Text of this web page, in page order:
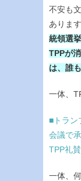
不安も
あります
統領選
TPPが
は、誰
一体、
■トラン
会議で
TPP礼
一体、